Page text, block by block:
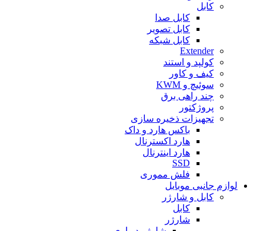
کابل
کابل صدا
کابل تصویر
کابل شبکه
Extender
کولپد و استند
کیف و کاور
سوئیچ و KWM
چند راهی برق
پروژکتور
تجهیزات ذخیره سازی
باکس هارد و داک
هارد اکسترنال
هارد اینترنال
SSD
فلش مموری
لوازم جانبی موبایل
کابل و شارژر
کابل
شارژر